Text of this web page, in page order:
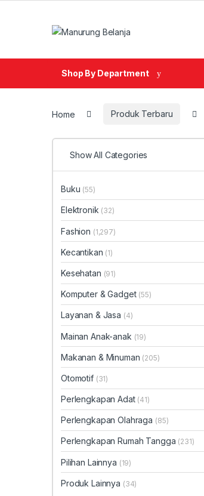
Shop By Department
Home Produk Terbaru
Show All Categories
Buku (55)
Elektronik (32)
Fashion (1,297)
Kecantikan (1)
Kesehatan (91)
Komputer & Gadget (55)
Layanan & Jasa (4)
Mainan Anak-anak (19)
Makanan & Minuman (205)
Otomotif (31)
Perlengkapan Adat (41)
Perlengkapan Olahraga (85)
Perlengkapan Rumah Tangga (231)
Pilihan Lainnya (19)
Produk Lainnya (34)